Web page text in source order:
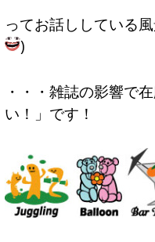
ってお話ししている
)
・・・雑誌の影響で
い！」です！